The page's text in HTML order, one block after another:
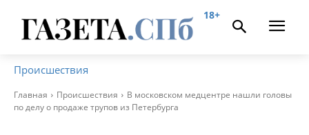
18+
Происшествия
Главная Происшествия
В московском медцентре нашли головы
по делу о продаже трупов из Петербурга